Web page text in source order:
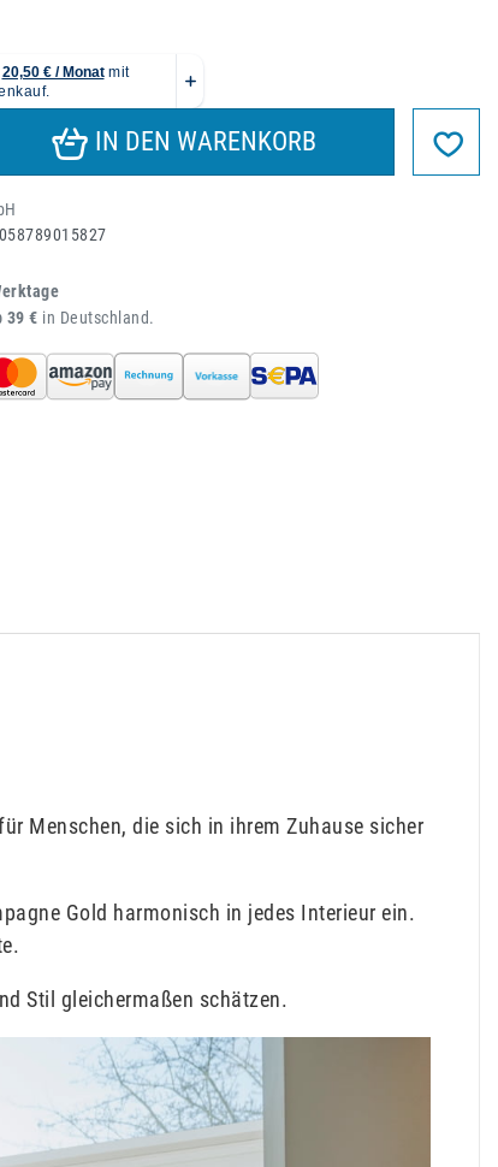
IN DEN WARENKORB
39 € in Deutschland.
Menschen, die sich in ihrem Zuhause sicher
Gold harmonisch in jedes Interieur ein.
Stil gleichermaßen schätzen.